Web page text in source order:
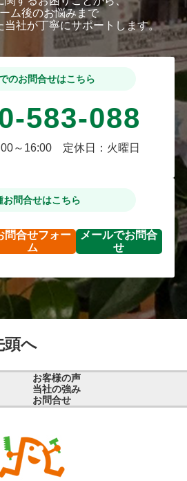
ム後のお悩みまで
当社が丁寧にサポートします。
のお問合せはこちら
583-088
～16:00 定休日：火曜日
お問合せはこちら
問合せフォー
ム
メールでお問合
せ
頭へ
お客様の声
当社の強み
お問合せ